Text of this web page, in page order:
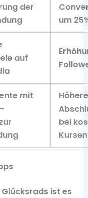
der
um
auf
mit
Höhere
bei
Kursen
ist es